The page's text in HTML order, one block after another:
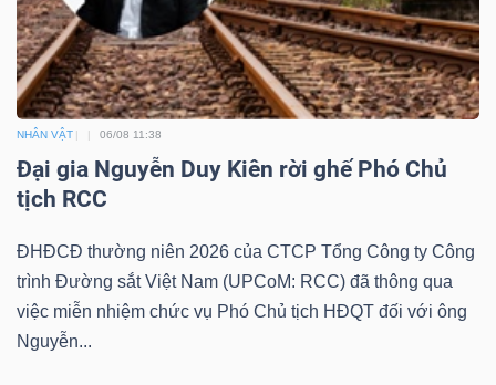
NHÂN VẬT 06/08 11:38
Đại gia Nguyễn Duy Kiên rời ghế Phó Chủ
tịch RCC
ĐHĐCĐ thường niên 2026 của CTCP Tổng Công ty Công
trình Đường sắt Việt Nam (UPCoM: RCC) đã thông qua
việc miễn nhiệm chức vụ Phó Chủ tịch HĐQT đối với ông
Nguyễn...
CÔNG
NGHỆ
THÔNG
TIN
TRUYỀN